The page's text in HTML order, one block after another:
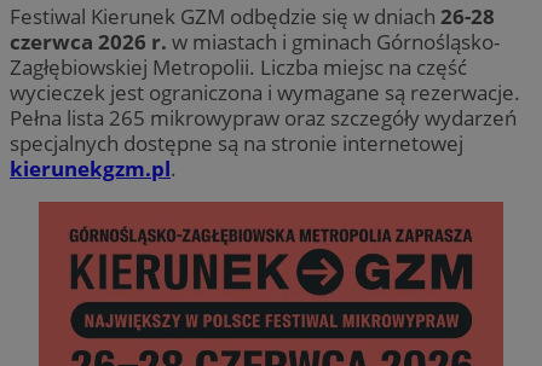
Festiwal Kierunek GZM odbędzie się w dniach 26-28
czerwca 2026 r. w miastach i gminach Górnośląsko-
Zagłębiowskiej Metropolii. Liczba miejsc na część
wycieczek jest ograniczona i wymagane są rezerwacje.
Pełna lista 265 mikrowypraw oraz szczegóły wydarzeń
specjalnych dostępne są na stronie internetowej
kierunekgzm.pl.